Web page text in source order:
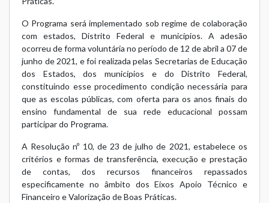
O Programa será implementado sob regime de colaboração
com estados, Distrito Federal e municípios. A adesão
ocorreu de forma voluntária no período de 12 de abril a 07 de
junho de 2021, e foi realizada pelas Secretarias de Educação
dos Estados, dos municípios e do Distrito Federal,
constituindo esse procedimento condição necessária para
que as escolas públicas, com oferta para os anos finais do
ensino fundamental de sua rede educacional possam
participar do Programa.
A Resolução nº 10, de 23 de julho de 2021, estabelece os
critérios e formas de transferência, execução e prestação
de contas, dos recursos financeiros repassados
especificamente no âmbito dos Eixos Apoio Técnico e
Financeiro e Valorização de Boas Práticas.